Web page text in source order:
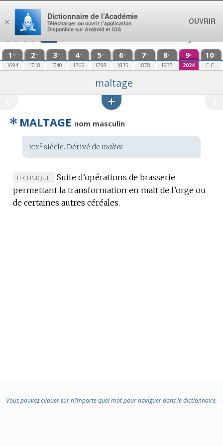
Aller au contenu
1 re
1694
2e
1718
3e
1740
4e
1762
5e
1798
6e
1835
7e
1878
8e
1935
9e
2024
10e
E.C.
maltage
✻ MALTAGE nom masculin
Étymologie
:
xixesiècle. Dérivé de malter.
MARQUE
DE
DOMAINE
TECHNIQUE.
Suite d’opérations de brasserie
permettant la transformation en malt de l’orge ou
de certaines autres céréales.
Vous pouvez cliquer sur n’importe quel mot pour naviguer dans le dictionnaire.
×
Dictionnaire de l’Académie
Télécharger ou ouvrir l’application
Disponible sur Android et iOS
OUVRIR